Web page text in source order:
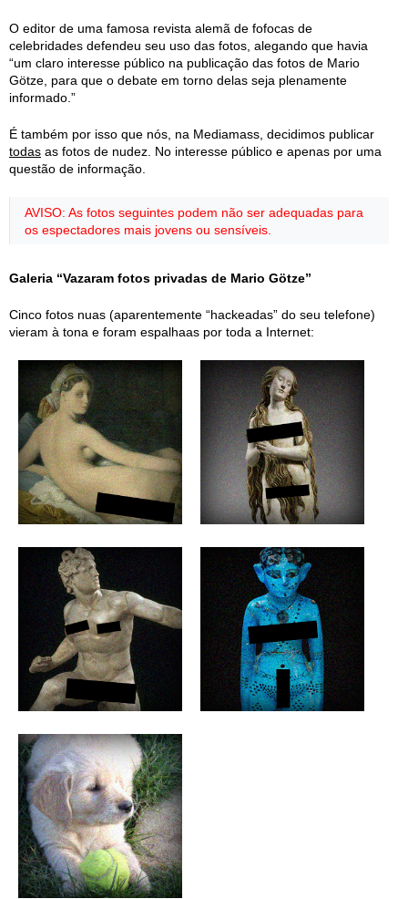
O editor de uma famosa revista alemã de fofocas de
celebridades defendeu seu uso das fotos, alegando que havia
“um claro interesse público na publicação das fotos de Mario
Götze, para que o debate em torno delas seja plenamente
informado.”
É também por isso que nós, na Mediamass, decidimos publicar
todas as fotos de nudez. No interesse público e apenas por uma
questão de informação.
AVISO: As fotos seguintes podem não ser adequadas para
os espectadores mais jovens ou sensíveis.
Galeria “Vazaram fotos privadas de Mario Götze”
Cinco fotos nuas (aparentemente “hackeadas” do seu telefone)
vieram à tona e foram espalhaas por toda a Internet: